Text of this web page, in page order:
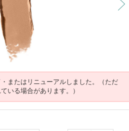
またはリニューアルしました。（ただ
いる場合があります。）